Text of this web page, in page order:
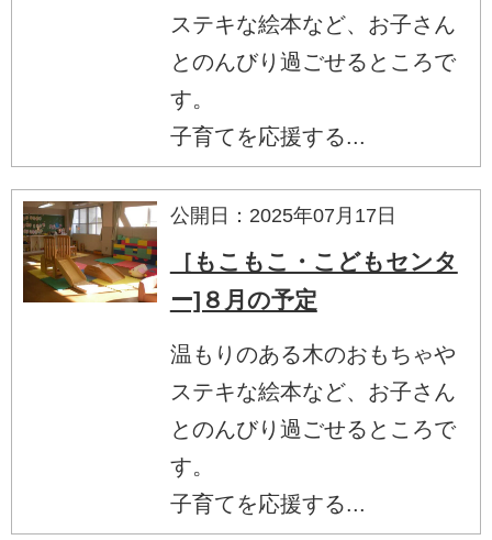
ステキな絵本など、お子さん
とのんびり過ごせるところで
す。
子育てを応援する...
公開日：2025年07月17日
［もこもこ・こどもセンタ
ー]８月の予定
温もりのある木のおもちゃや
ステキな絵本など、お子さん
とのんびり過ごせるところで
す。
子育てを応援する...